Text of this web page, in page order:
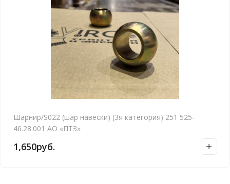
Шарнир/S022 (шар навески) (3я категория) 251 525-
46.28.001 АО «ПТЗ»
1,650руб.